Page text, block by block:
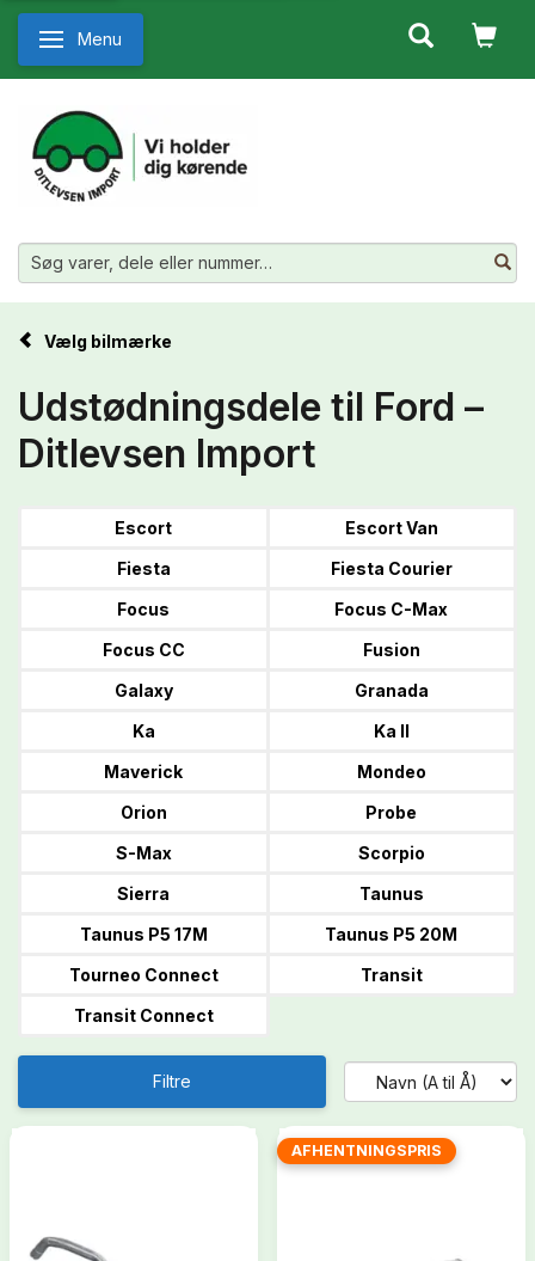
Skifte navigation
Menu
Vælg bilmærke
Udstødningsdele til Ford –
Ditlevsen Import
Escort
Escort Van
Fiesta
Fiesta Courier
Focus
Focus C-Max
Focus CC
Fusion
Galaxy
Granada
Ka
Ka II
Maverick
Mondeo
Orion
Probe
S-Max
Scorpio
Sierra
Taunus
Taunus P5 17M
Taunus P5 20M
Tourneo Connect
Transit
Transit Connect
Filtre
AFHENTNINGSPRIS